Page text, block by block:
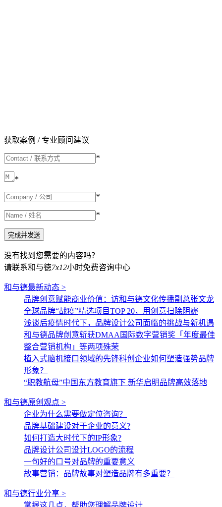
获取案例 / 专业顾问建议
*
*
*
*
没有找到您需要的内容吗？
请联系和与徳7x12小时免费咨询中心
和与德最新动态 >
品牌创意赋能商业价值：访和与德文化传播副总张文龙
全球品牌“战疫”精选项目TOP 20，用创意扫除阴霾
浅谈后疫情时代下，品牌设计公司面临的挑战与新机遇
和与德品牌创意斩获DMAA国际数字营销奖「年度最佳
整合营销机构」等两项殊荣
植入式脑机接口领域的先锋科创企业如何塑造强势品牌
形象？
“职教航母”中国东方教育旗下 新华启明品牌高效落地
和与德原创观点 >
企业为什么需要做定位咨询？
品牌基础建设对于企业的意义?
如何打造大时代下的IP形象?
品牌设计公司设计LOGO的流程
一句好的口号对品牌的重要意义
故事营销：品牌故事对塑造品牌有多重要？
和与德行业分享 >
掌握这几点，帮助您理解品牌设计